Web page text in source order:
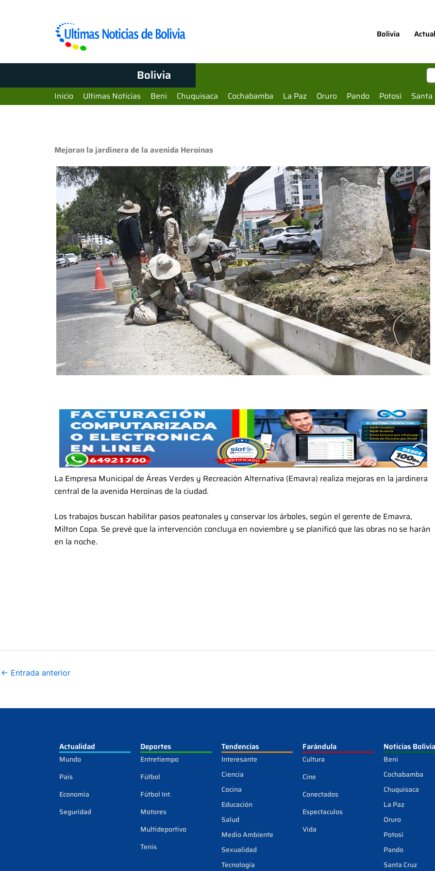
Bolivia
Bolivia
Inicio Ultimas Noticias Beni Chuquisaca Cochabamba La Paz Oruro Pando Potosí Santa
Mejoran la jardinera de la avenida Heroínas
La Empresa Municipal de Áreas Verdes y Recreación Alternativa (Emavra) realiza mejoras en la jardinera
central de la avenida Heroínas de la ciudad.
Los trabajos buscan habilitar pasos peatonales y conservar los árboles, según el gerente de Emavra,
Milton Copa. Se prevé que la intervención concluya en noviembre y se planificó que las obras no se harán
en la noche.
← Entrada anterior
Actualidad
Mundo
País
Economía
Seguridad
Deportes
Entretiempo
Fútbol
Fútbol Int.
Motores
Multideportivo
Tenis
Tendencias
Interesante
Ciencia
Cocina
Educación
Salud
Medio Ambiente
Sexualidad
Tecnología
Farándula
Cultura
Cine
Conectados
Espectaculos
Vida
Noticias Bolivia
Beni
Cochabamba
Chuquisaca
La Paz
Oruro
Potosí
Pando
Santa Cruz